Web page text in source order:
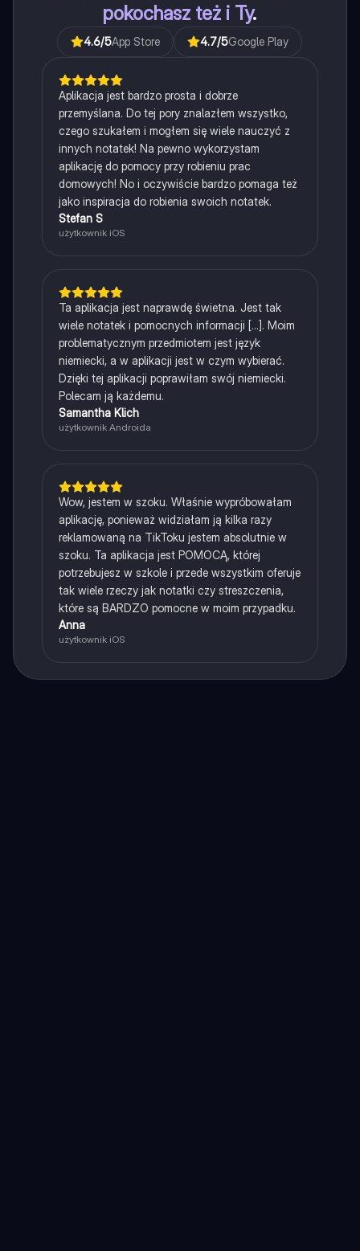
pokochasz też i Ty.
4.6/5App Store 4.7/5Google Play
Aplikacja jest bardzo prosta i dobrze
przemyślana. Do tej pory znalazłem wszystko,
czego szukałem i mogłem się wiele nauczyć z
innych notatek! Na pewno wykorzystam
aplikację do pomocy przy robieniu prac
domowych! No i oczywiście bardzo pomaga też
jako inspiracja do robienia swoich notatek.
Stefan S
użytkownik iOS
Ta aplikacja jest naprawdę świetna. Jest tak
wiele notatek i pomocnych informacji [...]. Moim
problematycznym przedmiotem jest język
niemiecki, a w aplikacji jest w czym wybierać.
Dzięki tej aplikacji poprawiłam swój niemiecki.
Polecam ją każdemu.
Samantha Klich
użytkownik Androida
Wow, jestem w szoku. Właśnie wypróbowałam
aplikację, ponieważ widziałam ją kilka razy
reklamowaną na TikToku jestem absolutnie w
szoku. Ta aplikacja jest POMOCĄ, której
potrzebujesz w szkole i przede wszystkim oferuje
tak wiele rzeczy jak notatki czy streszczenia,
które są BARDZO pomocne w moim przypadku.
Anna
użytkownik iOS